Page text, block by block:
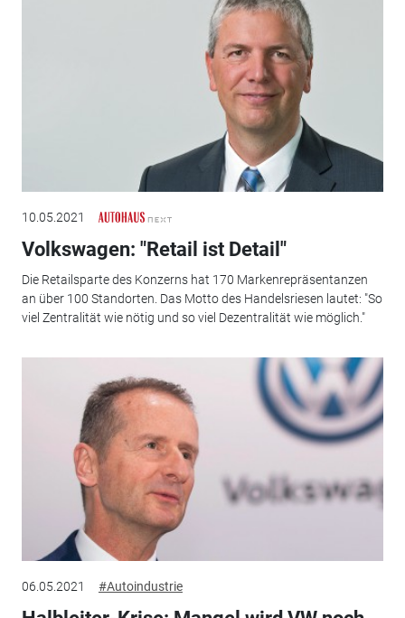
10.05.2021
Volkswagen: "Retail ist Detail"
Die Retailsparte des Konzerns hat 170 Markenrepräsentanzen
an über 100 Standorten. Das Motto des Handelsriesen lautet: "So
viel Zentralität wie nötig und so viel Dezentralität wie möglich."
06.05.2021 #Autoindustrie